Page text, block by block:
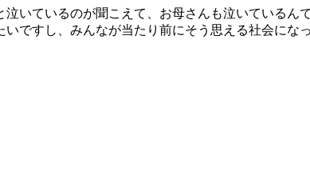
いているのが聞こえて、お母さんも泣いているん
ですし、みんなが当たり前にそう思える社会にな